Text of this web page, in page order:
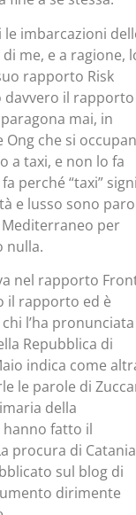
le imbarcazioni
me, e a ragione,
rapporto Risk
davvero il rapporto
mai, in
che si
a taxi, e non lo fa
perché “taxi”
e lusso sono
per
nulla.
nel rapporto
il rapporto ed è
l’ha
Repubblica di
indica come
le parole di
della
hanno fatto il
procura di Catania
sul blog di
dirimente